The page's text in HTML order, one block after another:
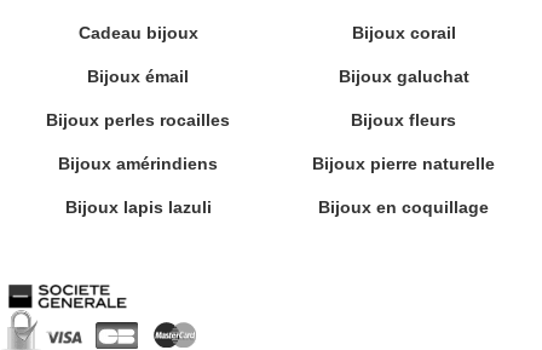
Cadeau bijoux Bijoux corail
Bijoux émail Bijoux galuchat
Bijoux perles rocailles Bijoux fleurs
Bijoux amérindiens Bijoux pierre naturelle
Bijoux lapis lazuli Bijoux en coquillage